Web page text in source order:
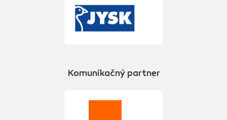
Komunikačný partner